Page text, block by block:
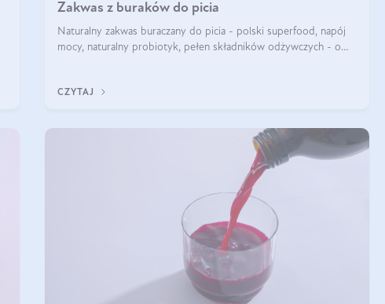
Zakwas z buraków do picia
Naturalny zakwas buraczany do picia - polski superfood, napój
mocy, naturalny probiotyk, pełen składników odżywczych - o
CZYTAJ